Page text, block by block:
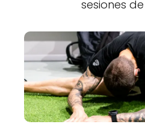
sesiones